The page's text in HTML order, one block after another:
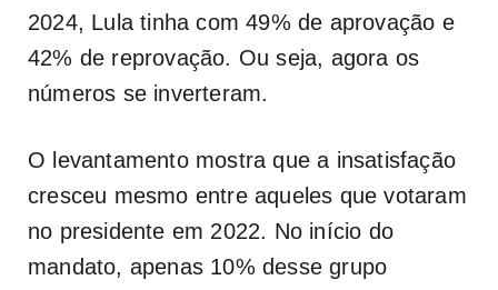
2024, Lula tinha com 49% de aprovação e
42% de reprovação. Ou seja, agora os
números se inverteram.
O levantamento mostra que a insatisfação
cresceu mesmo entre aqueles que votaram
no presidente em 2022. No início do
mandato, apenas 10% desse grupo